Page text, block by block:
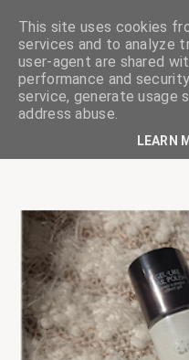
This site uses cookies
services and to analyze
user-agent are shared
performance and
service, generate
address abuse.
LEARN